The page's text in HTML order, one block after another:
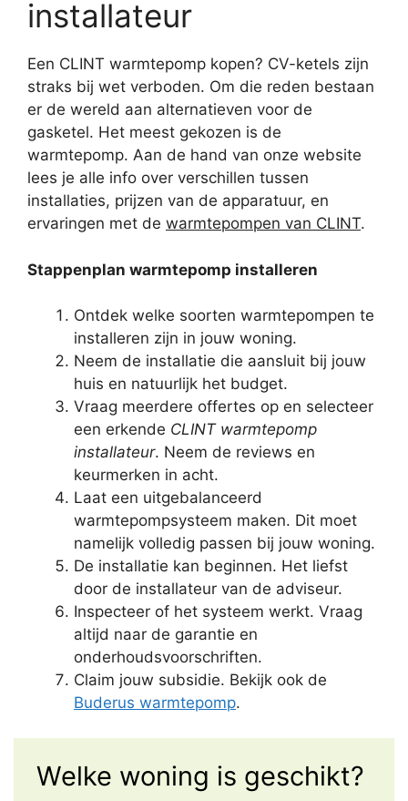
installateur
Een CLINT warmtepomp kopen? CV-ketels zijn
straks bij wet verboden. Om die reden bestaan
er de wereld aan alternatieven voor de
gasketel. Het meest gekozen is de
warmtepomp. Aan de hand van onze website
lees je alle info over verschillen tussen
installaties, prijzen van de apparatuur, en
ervaringen met de warmtepompen van CLINT.
Stappenplan warmtepomp installeren
Ontdek welke soorten warmtepompen te
installeren zijn in jouw woning.
Neem de installatie die aansluit bij jouw
huis en natuurlijk het budget.
Vraag meerdere offertes op en selecteer
een erkende CLINT warmtepomp
installateur. Neem de reviews en
keurmerken in acht.
Laat een uitgebalanceerd
warmtepompsysteem maken. Dit moet
namelijk volledig passen bij jouw woning.
De installatie kan beginnen. Het liefst
door de installateur van de adviseur.
Inspecteer of het systeem werkt. Vraag
altijd naar de garantie en
onderhoudsvoorschriften.
Claim jouw subsidie. Bekijk ook de
Buderus warmtepomp.
Welke woning is geschikt?